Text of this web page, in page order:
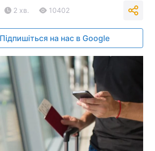
2 хв. 10402
Підпишіться на нас в Google